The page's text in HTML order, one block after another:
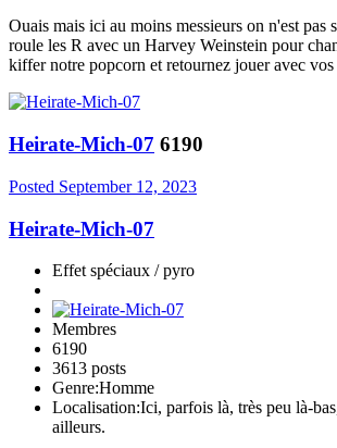
Ouais mais ici au moins messieurs on n'est pas
roule les R avec un Harvey Weinstein pour
kiffer notre popcorn et retournez jouer avec
Heirate-Mich-07 6190
Posted September 12, 2023
Heirate-Mich-07
Effet spéciaux / pyro
Membres
6190
3613 posts
Genre:Homme
Localisation:Ici, parfois là, très peu là-
ailleurs.